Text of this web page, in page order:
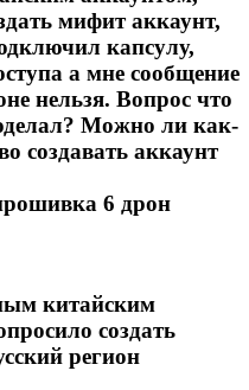
мифит аккаунт,
капсулу,
а мне сообщение
нельзя. Вопрос что
Можно ли как-
создавать аккаунт
6 дрон
китайским
создать
регион